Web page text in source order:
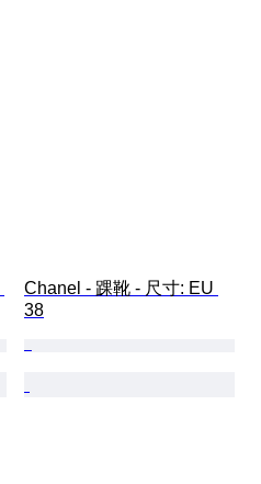
Chanel - 踝靴 - 尺寸: EU
38